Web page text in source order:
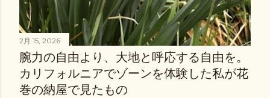
2月 15, 2026
腕力の自由より、大地と呼応する自由を。
カリフォルニアでゾーンを体験した私が花
巻の納屋で見たもの